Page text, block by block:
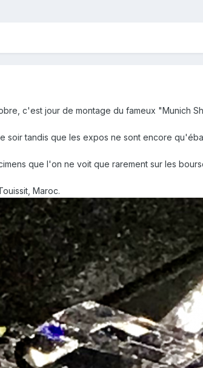
c'est jour de montage du fameux "Munich
soir tandis que les expos ne sont encore
que l'on ne voit que rarement sur les
Maroc.